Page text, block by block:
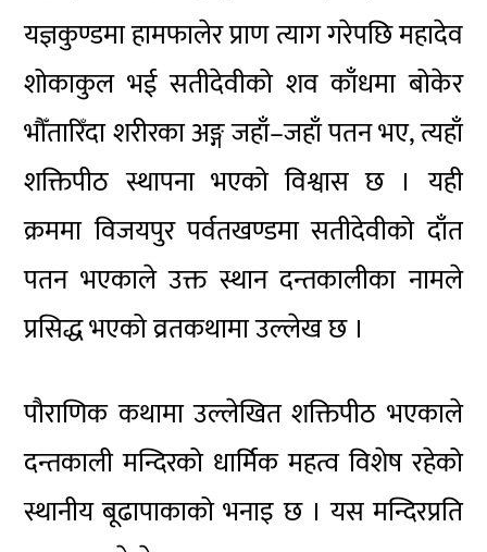
यज्ञकुण्डमा हामफालेर प्राण त्याग गरेपछि महादेव
शोकाकुल भई सतीदेवीको शव काँधमा बोकेर
भौँतारिँदा शरीरका अङ्ग जहाँ–जहाँ पतन भए, त्यहाँ
शक्तिपीठ स्थापना भएको विश्वास छ । यही
क्रममा विजयपुर पर्वतखण्डमा सतीदेवीको दाँत
पतन भएकाले उक्त स्थान दन्तकालीका नामले
प्रसिद्ध भएको व्रतकथामा उल्लेख छ ।
पौराणिक कथामा उल्लेखित शक्तिपीठ भएकाले
दन्तकाली मन्दिरको धार्मिक महत्व विशेष रहेको
स्थानीय बूढापाकाको भनाइ छ । यस मन्दिरप्रति